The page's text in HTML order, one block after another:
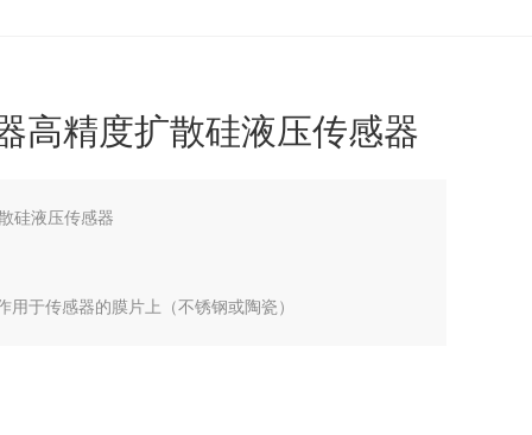
高精度扩散硅液压传感器
硅液压传感器
于传感器的膜片上（不锈钢或陶瓷）